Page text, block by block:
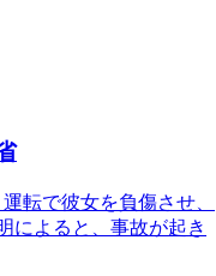
転で彼女を負傷させ、
によると、事故が起き